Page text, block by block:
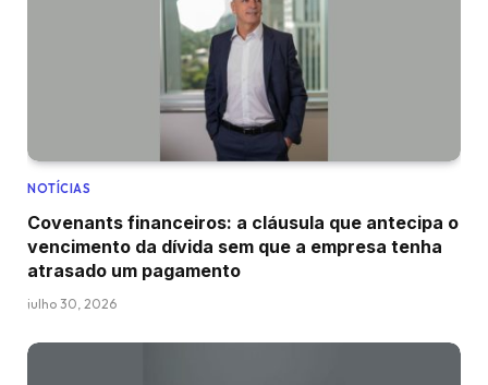
NOTÍCIAS
Covenants financeiros: a cláusula que antecipa o
vencimento da dívida sem que a empresa tenha
atrasado um pagamento
julho 30, 2026